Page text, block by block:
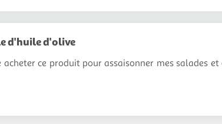
d'huile d'olive
acheter ce produit pour assaisonner mes salades